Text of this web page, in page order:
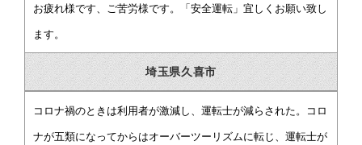
お疲れ様です、ご苦労様です。「安全運転」宜しくお願い致し
ます。
埼玉県久喜市
コロナ禍のときは利用者が激減し、運転士が減らされた。コロ
ナが五類になってからはオーバーツーリズムに転じ、運転士が